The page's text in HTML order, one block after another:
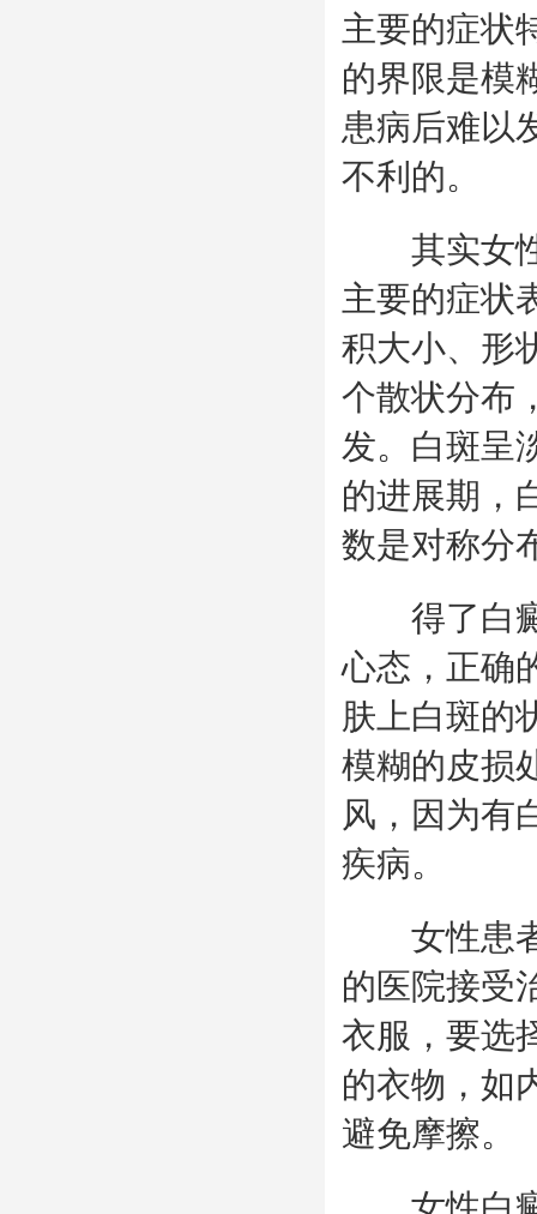
主要的症状
的界限是模
患病后难以
不利的。
其实女性
主要的症状
积大小、形
个散状分布
发。白斑呈
的进展期，
数是对称分
得了白癜
心态，正确
肤上白斑的
模糊的皮损
风，因为有
疾病。
女性患者
的医院接受
衣服，要选
的衣物，如
避免摩擦。